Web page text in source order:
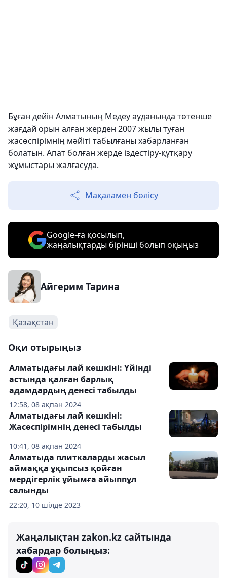
Бұған дейін Алматының Медеу ауданында төтенше
жағдай орын алған жерден 2007 жылы туған
жасөспірімнің мәйіті табылғаны хабарланған
болатын. Апат болған жерде іздестіру-құтқару
жұмыстары жалғасуда.
Мақаламен бөлісу
Google-ға қосылып,
жаңалықтарды бірінші болып оқыңыз
Айгерим Тарина
Қазақстан
Оқи отырыңыз
12:58, 08 ақпан 2024
Алматыдағы лай көшкіні: Үйінді
астында қалған барлық
адамдардың денесі табылды
10:41, 08 ақпан 2024
Алматыдағы лай көшкіні:
Жасөспірімнің денесі табылды
22:20, 10 шілде 2023
Алматыда плиткаларды жасыл
аймаққа ұқыпсыз қойған
мердігерлік ұйымға айыппұл
салынды
Жаңалықтан zakon.kz сайтында
хабардар болыңыз: